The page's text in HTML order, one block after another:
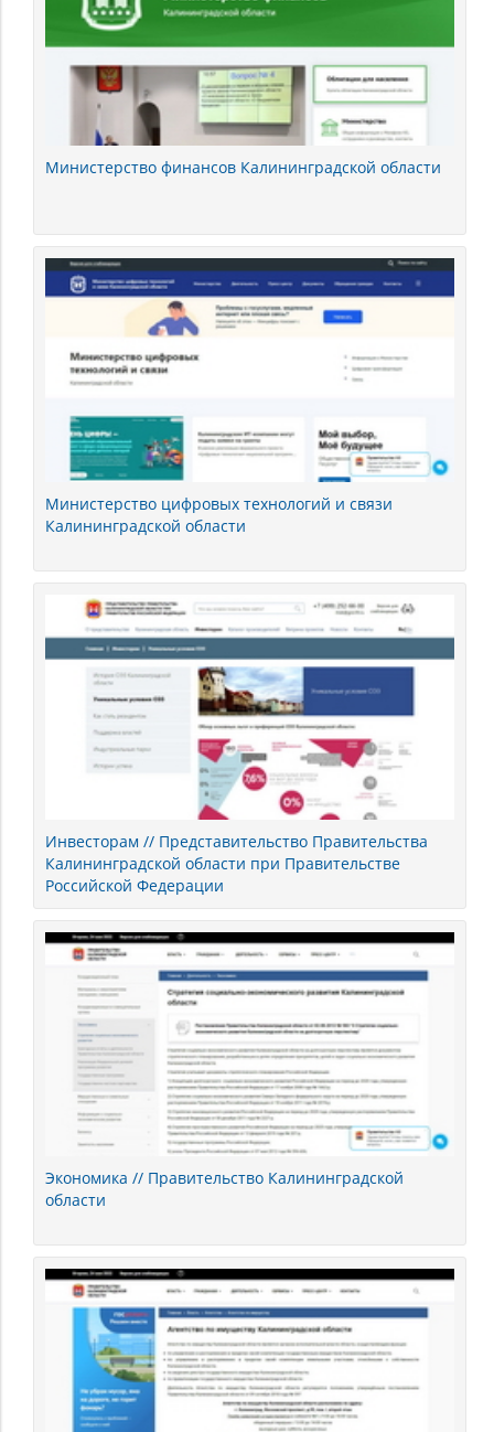
Министерство финансов Калининградской области
Министерство цифровых технологий и связи
Калининградской области
Инвесторам // Представительство Правительства
Калининградской области при Правительстве
Российской Федерации
Экономика // Правительство Калининградской
области